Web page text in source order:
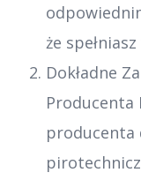
że
Dokładne
Producenta
producenta